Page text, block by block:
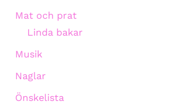
Mat och prat
Linda bakar
Musik
Naglar
Önskelista